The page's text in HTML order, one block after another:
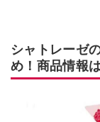
シャトレーゼ
め！商品情報